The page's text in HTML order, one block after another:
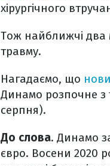
хірургічного
Тож найближчі два
травму.
Нагадаємо, що
Динамо розпочне з
серпня).
До слова. Динамо
євро. Восени 2020